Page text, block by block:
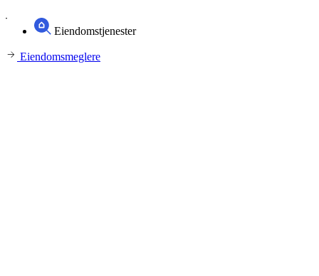
Eiendomstjenester
Eiendomsmeglere